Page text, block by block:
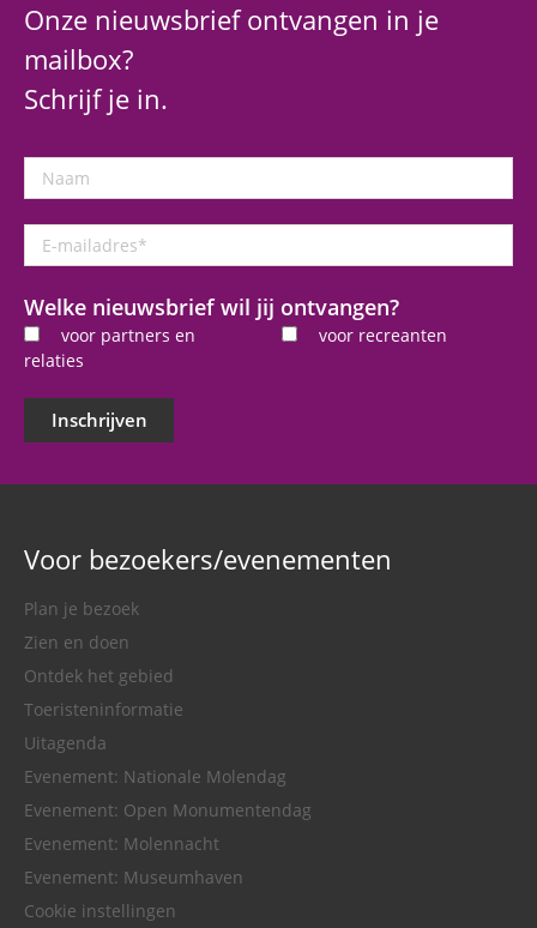
Onze nieuwsbrief ontvangen in je
mailbox?
Schrijf je in.
Naam
mailadres
Welke nieuwsbrief wil jij ontvangen?
voor partners en
relaties
voor recreanten
Inschrijven
Voor bezoekers/evenementen
Plan je bezoek
Zien en doen
Ontdek het gebied
Toeristeninformatie
Uitagenda
Evenement: Nationale Molendag
Evenement: Open Monumentendag
Evenement: Molennacht
Evenement: Museumhaven
Cookie instellingen